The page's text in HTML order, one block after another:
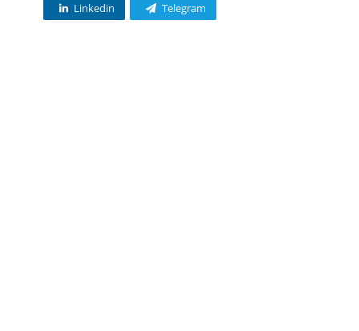
Linkedin Telegram